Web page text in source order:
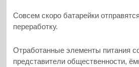
Совсем скоро батарейки
переработку.
Отработанные элементы питания
представители общественности,